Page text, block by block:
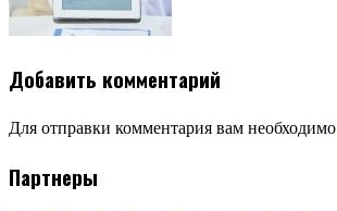
Добавить комментарий
Для отправки комментария вам необходимо
Партнеры